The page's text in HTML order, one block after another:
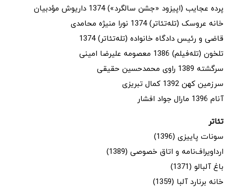
پرده عجایب (اپیزود «جشن سالگرد») 1374 داریوش مؤدبیان
خانه عروسک (تله‌تئاتر) 1374 نورا منیژه محامدی
قاضی و رئیس دادگاه خانواده (تله‌تئاتر) 1374
تلخون (تله‌فیلم) 1386 معصومه علیرضا امینی
سرگشته 1389 راوی محمدحسین حقیقی
سرزمین کهن 1392 کمال تبریزی
آنام 1396 مارال جواد افشار
تئاتر
سونات پاییزی (1396)
ارداویراف‌نامه و اتاق خصوصی (1389)
باغ آلبالو (1371)
خانه برنارد آلبا (1359)